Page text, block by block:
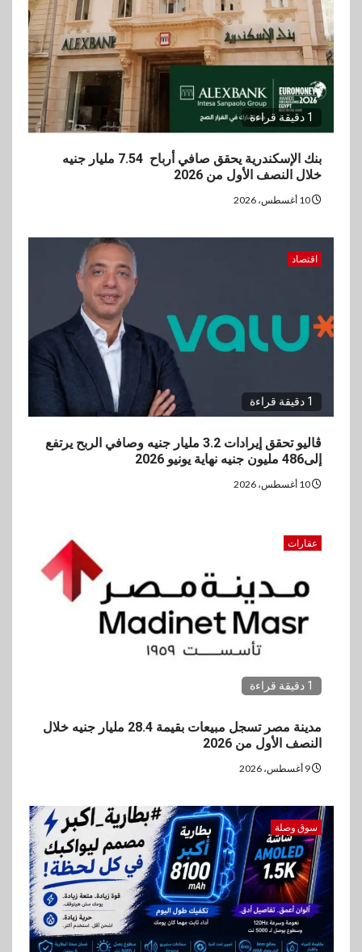
3
عقارات
مدينة مصر تسجل مبيعات بقيمة
28.4 مليار جنيه خلال النصف
4
سوق وصلة
vivo تعيد تعريف مفهوم الفئة
5 بنوك رياضة
وزير الشباب والرياضة يلتقي
بالرئيس التنفيذي والعضو المنتدب
لبنك saib لبحث تعزيز التعاون
1 دقيقة قراءة
بنك الإسكندرية يحقق صافي أرباح 7.54 مليار جنيه
خلال النصف الأول من 2026
اقتصاد
1 دقيقة قراءة
ڤاليو تحقق إيرادات 3.2 مليار جنيه وصافي الربح يرتفع
إلى486 مليون جنيه نهاية يونيو 2026
عقارات
1 دقيقة قراءة
مدينة مصر تسجل مبيعات بقيمة 28.4 مليار جنيه خلال
النصف الأول من 2026
سوق وصلة